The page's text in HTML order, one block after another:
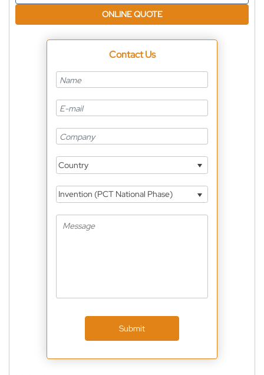
ONLINE QUOTE
Contact Us
Country
Invention (PCT National Phase)
Submit